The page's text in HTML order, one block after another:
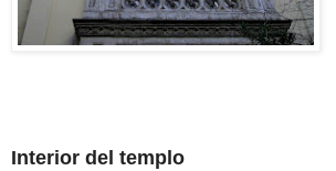
Interior del templo